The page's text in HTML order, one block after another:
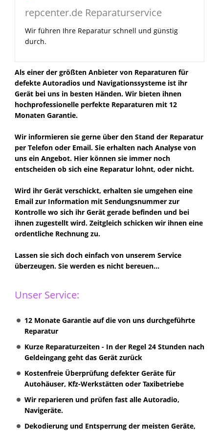
repcenter.de Reparaturservice
Wir führen Ihre Reparatur schnell und günstig
durch.
Als einer der größten Anbieter von Reparaturen für
defekte Autoradios und Navigationssysteme ist ihr
Gerät bei uns in besten Händen. Wir bieten ihnen
hochprofessionelle perfekte Reparaturen mit 12
Monaten Garantie.
Wir informieren sie gerne über den Stand der Reparatur
per Telefon oder Email. Sie erhalten nach Analyse von
uns ein Angebot. Hier können sie immer noch
entscheiden ob sich eine Reparatur lohnt, oder nicht.
Wird ihr Gerät verschickt, erhalten sie umgehen eine
Email zur Information mit Sendungsnummer zur
Kontrolle wo sich ihr Gerät gerade befinden und bei
ihnen zugestellt wird. Zeitgleich schicken wir ihnen eine
ordentliche Rechnung zu.
Lassen sie sich doch einfach von unserem Service
überzeugen. Sie werden es nicht bereuen...
Unser Service:
12 Monate Garantie auf die von uns durchgeführte
Reparatur
Kurze Reparaturzeiten - In der Regel 24 Stunden nach
Geldeingang geht das Gerät zurück
Kostenfreie Überprüfung defekter Geräte für
Autohäuser, Kfz-Werkstätten oder Taxibetriebe
Wir reparieren und prüfen fast alle Autoradio,
Navigeräte.
Dekodierung und Entsperrung der meisten Geräte,